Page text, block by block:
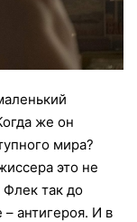
же он
мира?
это не
Флек так до
антигероя. И в